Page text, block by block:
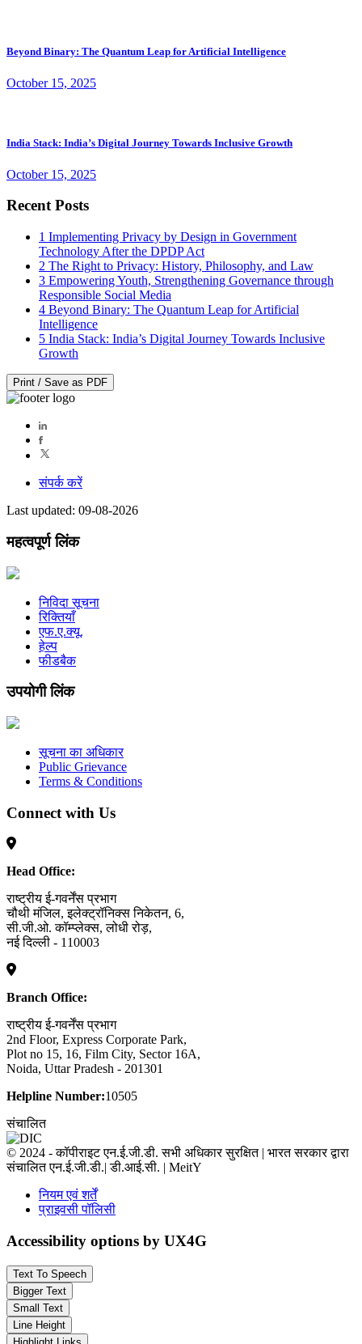
Beyond Binary: The Quantum Leap for Artificial Intelligence
October 15, 2025
India Stack: India’s Digital Journey Towards Inclusive Growth
October 15, 2025
Recent Posts
1 Implementing Privacy by Design in Government
Technology After the DPDP Act
2 The Right to Privacy: History, Philosophy, and Law
3 Empowering Youth, Strengthening Governance through
Responsible Social Media
4 Beyond Binary: The Quantum Leap for Artificial
Intelligence
5 India Stack: India’s Digital Journey Towards Inclusive
Growth
Print / Save as PDF
संपर्क करें
Last updated: 09-08-2026
महत्वपूर्ण लिंक
निविदा सूचना
रिक्तियाँ
एफ.ए.क्यू.
हेल्प
फीडबैक
उपयोगी लिंक
सूचना का अधिकार
Public Grievance
Terms & Conditions
Connect with Us
Head Office:
राष्ट्रीय ई-गवर्नेंस प्रभाग
चौथी मंजिल, इलेक्ट्रॉनिक्स निकेतन, 6,
सी.जी.ओ. कॉम्प्लेक्स, लोधी रोड़,
नई दिल्ली - 110003
Branch Office:
राष्ट्रीय ई-गवर्नेंस प्रभाग
2nd Floor, Express Corporate Park,
Plot no 15, 16, Film City, Sector 16A,
Noida, Uttar Pradesh - 201301
Helpline Number:10505
संचालित
© 2024 - कॉपीराइट एन.ई.जी.डी. सभी अधिकार सुरक्षित | भारत सरकार द्वारा
संचालित एन.ई.जी.डी.| डी.आई.सी. | MeitY
नियम एवं शर्तें
प्राइवसी पॉलिसी
Accessibility options by UX4G
Text To Speech
Bigger Text
Small Text
Line Height